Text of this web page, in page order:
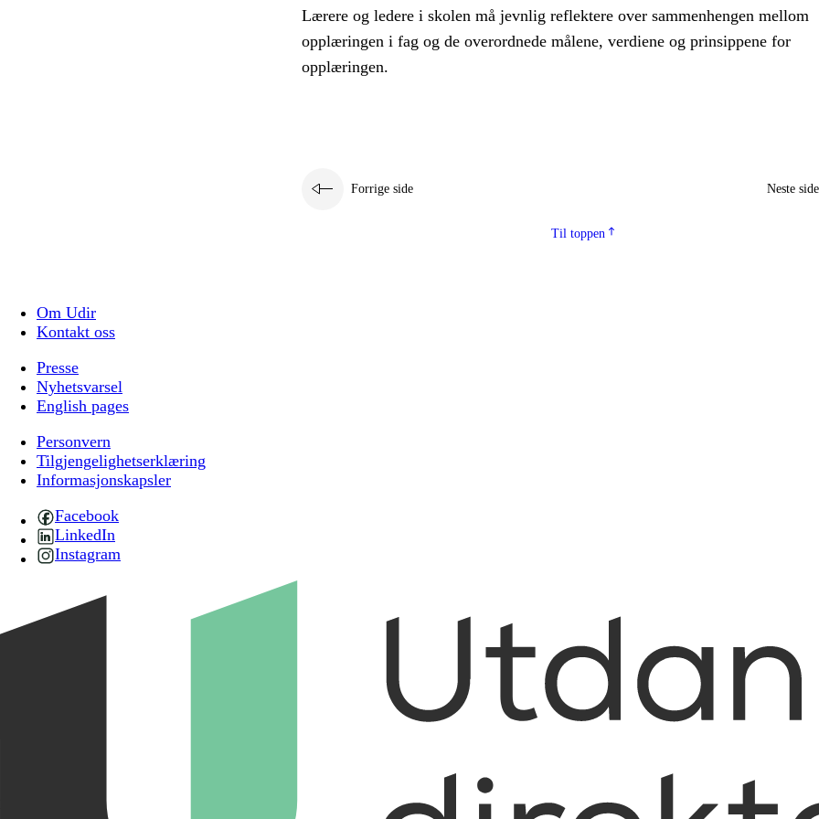
Lærere og ledere i skolen må jevnlig reflektere over sammenhengen mellom
opplæringen i fag og de overordnede målene, verdiene og prinsippene for
opplæringen.
Forrige side Neste side
Til toppen
Om Udir
Kontakt oss
Presse
Nyhetsvarsel
English pages
Personvern
Tilgjengelighetserklæring
Informasjonskapsler
Facebook
LinkedIn
Instagram